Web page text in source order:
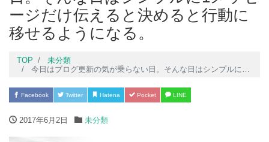
ージだけ伝えると決めると行動に
移せるようになる。
TOP
未分類
今日はブログ更新の気が乗らない日。そんな日はシンプルに1メッセージだけ伝えると決めると行動に移せるようになる。
Facebook Twitter Hatena Pocket LINE
2017年6月2日 未分類